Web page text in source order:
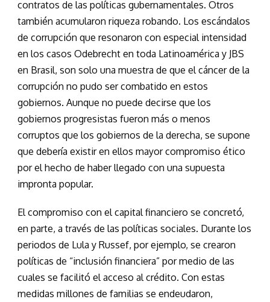
contratos de las políticas gubernamentales. Otros
también acumularon riqueza robando. Los escándalos
de corrupción que resonaron con especial intensidad
en los casos Odebrecht en toda Latinoamérica y JBS
en Brasil, son solo una muestra de que el cáncer de la
corrupción no pudo ser combatido en estos
gobiernos. Aunque no puede decirse que los
gobiernos progresistas fueron más o menos
corruptos que los gobiernos de la derecha, se supone
que debería existir en ellos mayor compromiso ético
por el hecho de haber llegado con una supuesta
impronta popular.
El compromiso con el capital financiero se concretó,
en parte, a través de las políticas sociales. Durante los
periodos de Lula y Russef, por ejemplo, se crearon
políticas de “inclusión financiera” por medio de las
cuales se facilitó el acceso al crédito. Con estas
medidas millones de familias se endeudaron,